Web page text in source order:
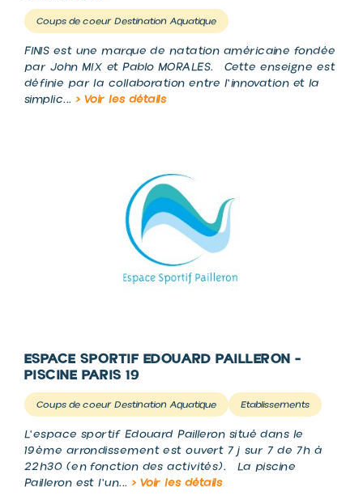
Coups de coeur Destination Aquatique
FINIS est une marque de natation américaine fondée
par John MIX et Pablo MORALES. Cette enseigne est
définie par la collaboration entre l'innovation et la
simplic... > Voir les détails
ESPACE SPORTIF EDOUARD PAILLERON -
PISCINE PARIS 19
Coups de coeur Destination Aquatique Etablissements
L'espace sportif Edouard Pailleron situé dans le
19ème arrondissement est ouvert 7j sur 7 de 7h à
22h30 (en fonction des activités). La piscine
Pailleron est l'un... > Voir les détails